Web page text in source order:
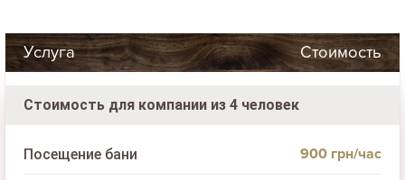
Услуга Стоимость
Стоимость для компании из 4 человек
Посещение бани 900 грн/час